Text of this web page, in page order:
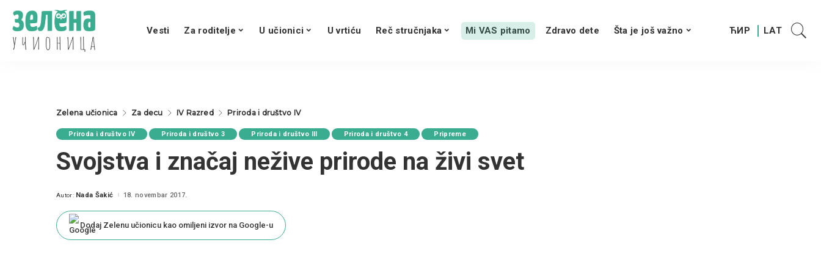
Vesti Za roditelje U učionici U vrtiću Reč stručnjaka Mi VAS pitamo Zdravo dete Šta je još važno
Zelena učionica Za decu IV Razred Priroda i društvo IV
Priroda i društvo IV Priroda i društvo 3 Priroda i društvo III Priroda i društvo 4 Pripreme
Svojstva i značaj nežive prirode na živi svet
Posted
Autor: Nada Šakić 18. novembar 2017.
Dodaj Zelenu učionicu kao omiljeni izvor na Google-u